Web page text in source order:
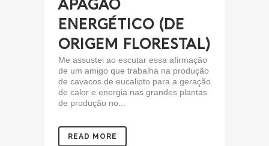
APAGÃO
ENERGÉTICO (DE
ORIGEM FLORESTAL)
Me assustei ao escutar essa afirmação
de um amigo que trabalha na produção
de cavacos de eucalipto para a geração
de calor e energia nas grandes plantas
de produção no...
READ MORE